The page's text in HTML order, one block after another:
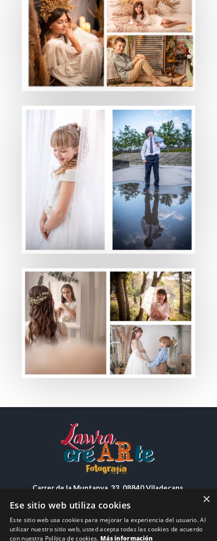
Carrer de la Muntanya, 33, 08840 Viladecans,
Barcelona
Email:info@lauracrearte.com
×
Ese sitio web utiliza cookies
Este sitio web usa cookies para mejorar la experiencia del usuario. Al
utilizar nuestro sitio web, usted acepta todas las cookies de acuerdo
con nuestra Política de cookies. Más información